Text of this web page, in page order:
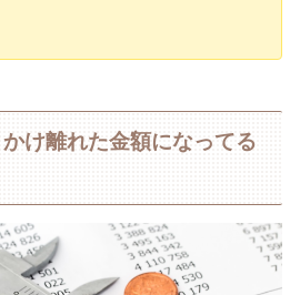
け離れた金額になってる